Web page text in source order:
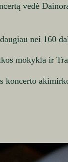
vedė
nei 160
mokykla ir
koncerto